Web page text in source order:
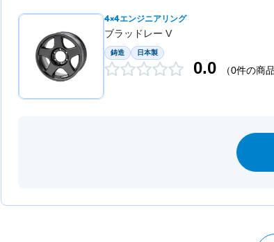
4×4エンジニアリング
ブラッドレー V
鋳造 日本製
0.0 （0件の商